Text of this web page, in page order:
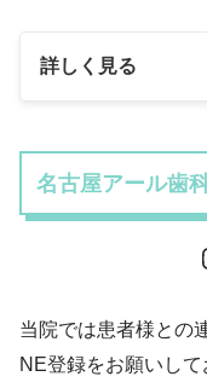
詳しく見る
名古屋アール歯
当院では患者様との
NE登録をお願いして